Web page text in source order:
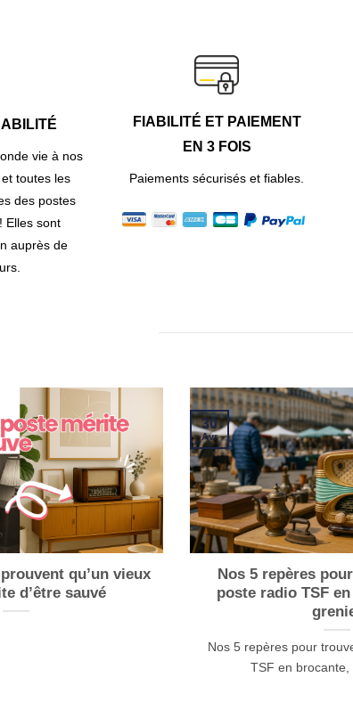
vie à nos
toutes les
des postes
Elles sont
auprès de
FIABILITÉ ET PAIEMENT
EN 3 FOIS
Paiements sécurisés et fiables.
qu’un vieux
d’être sauvé
Nos 5 repères
poste radio TSF
Nos 5 repères pour
TSF en brocante,
30
Avr